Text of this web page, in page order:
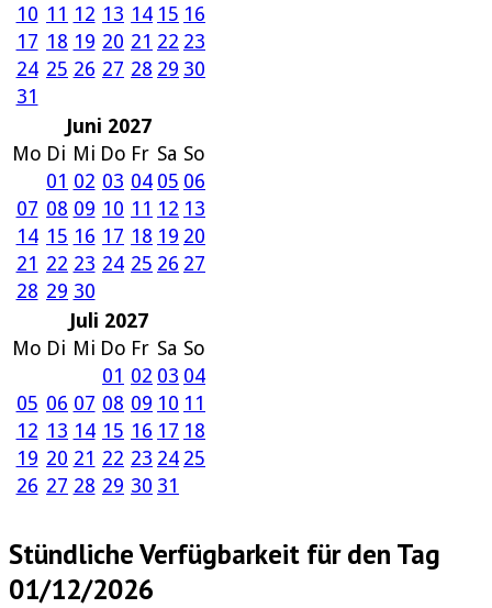
10 11 12 13 14 15 16
17 18 19 20 21 22 23
24 25 26 27 28 29 30
31
Juni 2027
Mo Di Mi Do Fr Sa So
01 02 03 04 05 06
07 08 09 10 11 12 13
14 15 16 17 18 19 20
21 22 23 24 25 26 27
28 29 30
Juli 2027
Mo Di Mi Do Fr Sa So
01 02 03 04
05 06 07 08 09 10 11
12 13 14 15 16 17 18
19 20 21 22 23 24 25
26 27 28 29 30 31
Stündliche Verfügbarkeit für den Tag
01/12/2026